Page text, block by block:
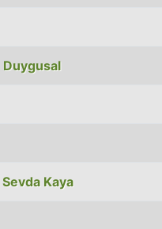
Duygusal
Sevda Kaya